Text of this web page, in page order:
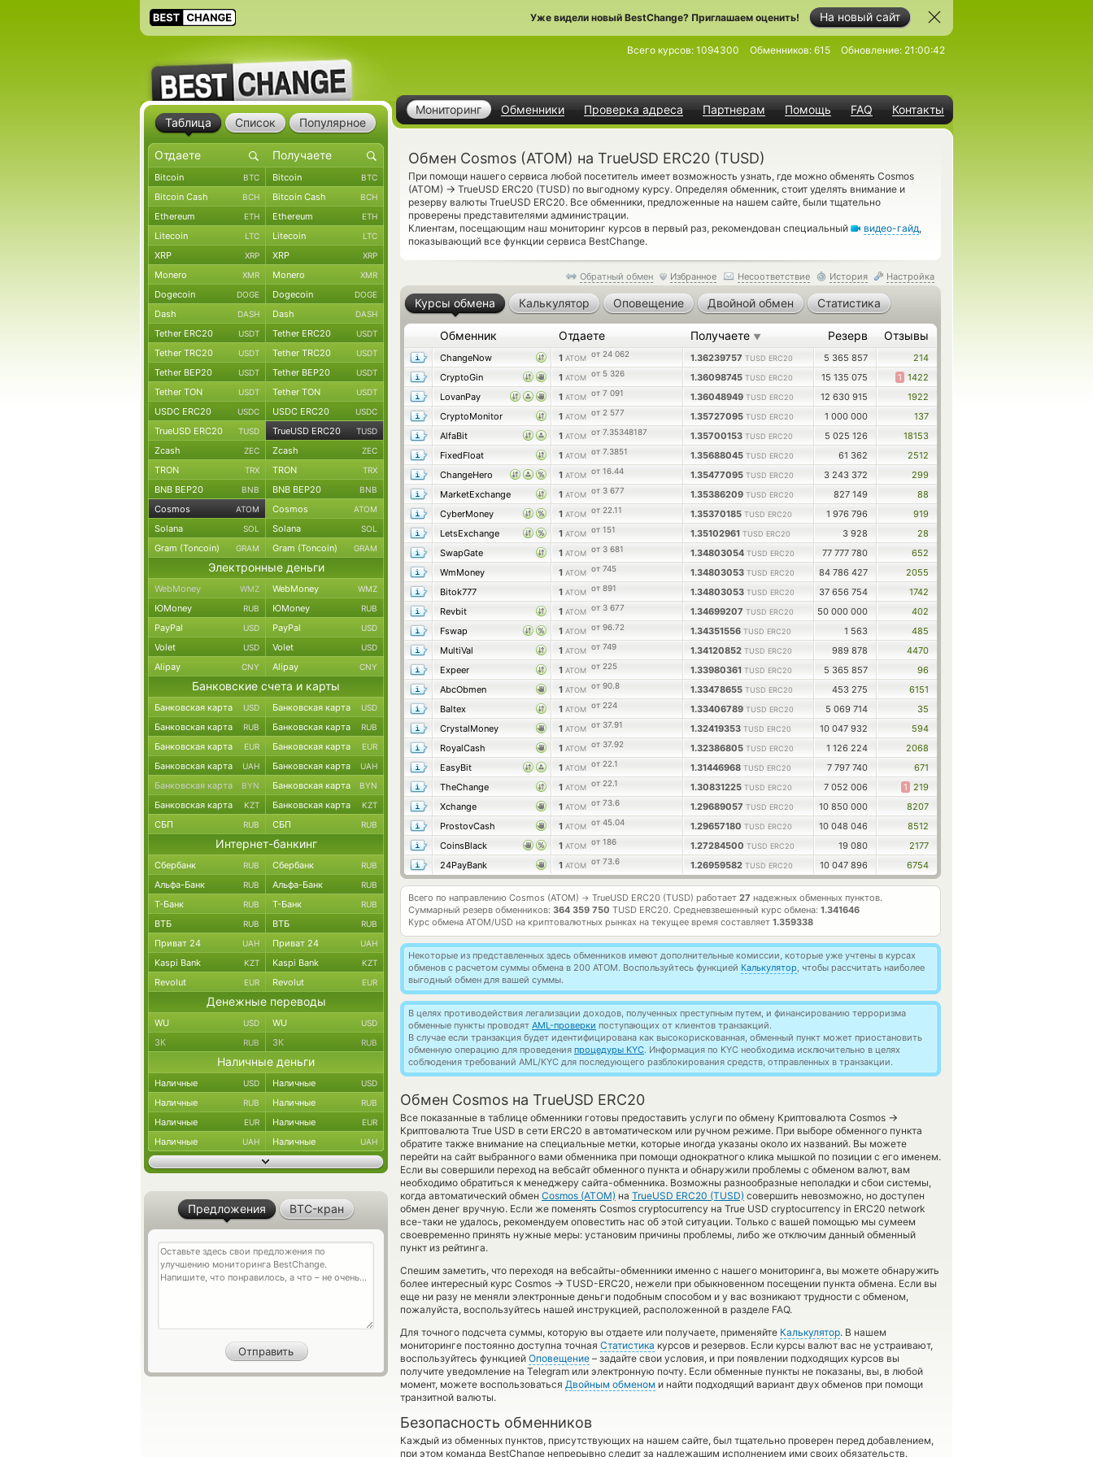
На новый сайт
Уже видели новый BestChange? Приглашаем оценить!
Мониторинг Обменники Проверка адреса Партнерам Помощь FAQ Контакты
Всего курсов: 1094300 Обменников: 615 Обновление: 21:00:42
Обмен Cosmos (ATOM) на TrueUSD ERC20 (TUSD)
При помощи нашего сервиса любой посетитель имеет возможность узнать, где можно обменять Cosmos
(ATOM) → TrueUSD ERC20 (TUSD) по выгодному курсу. Определяя обменник, стоит уделять внимание и
резерву валюты TrueUSD ERC20. Все обменники, предложенные на нашем сайте, были тщательно
проверены представителями администрации.
Клиентам, посещающим наш мониторинг курсов в первый раз, рекомендован специальный
видео-гайд,
показывающий все функции сервиса BestChange.
Обратный обмен Избранное Несоответствие История Настройка
Курсы обмена Калькулятор Оповещение Двойной обмен Статистика
Обменник Отдаете Получаете ▼ Резерв Отзывы
ChangeNow 1 ATOM от 24 062 1.36239757 TUSD ERC20 5 365 857
214
CryptoGin
1 ATOM от 5 326 1.36098745 TUSD ERC20 15 135 075 1 1422
LovanPay
1 ATOM от 7 091 1.36048949 TUSD ERC20 12 630 915
1922
CryptoMonitor
1 ATOM от 2 577 1.35727095 TUSD ERC20 1 000 000
137
AlfaBit
1 ATOM от 7.35348187 1.35700153 TUSD ERC20 5 025 126
18153
FixedFloat
1 ATOM от 7.3851 1.35688045 TUSD ERC20 61 362
2512
ChangeHero
1 ATOM от 16.44 1.35477095 TUSD ERC20 3 243 372
299
MarketExchange
1 ATOM от 3 677 1.35386209 TUSD ERC20 827 149
88
CyberMoney
1 ATOM от 22.11 1.35370185 TUSD ERC20 1 976 796
919
LetsExchange
1 ATOM от 151 1.35102961 TUSD ERC20 3 928
28
SwapGate
1 ATOM от 3 681 1.34803054 TUSD ERC20 77 777 780
652
WmMoney
1 ATOM от 745 1.34803053 TUSD ERC20 84 786 427
2055
Bitok777
1 ATOM от 891 1.34803053 TUSD ERC20 37 656 754
1742
Revbit
1 ATOM от 3 677 1.34699207 TUSD ERC20 50 000 000
402
Fswap
1 ATOM от 96.72 1.34351556 TUSD ERC20 1 563
485
MultiVal
1 ATOM от 749 1.34120852 TUSD ERC20 989 878
4470
Expeer
1 ATOM от 225 1.33980361 TUSD ERC20 5 365 857
96
AbcObmen
1 ATOM от 90.8 1.33478655 TUSD ERC20 453 275
6151
Baltex
1 ATOM от 224 1.33406789 TUSD ERC20 5 069 714
35
CrystalMoney
1 ATOM от 37.91 1.32419353 TUSD ERC20 10 047 932
594
RoyalCash
1 ATOM от 37.92 1.32386805 TUSD ERC20 1 126 224
2068
EasyBit
1 ATOM от 22.1 1.31446968 TUSD ERC20 7 797 740
671
TheChange
1 ATOM от 22.1 1.30831225 TUSD ERC20 7 052 006 1 219
Xchange
1 ATOM от 73.6 1.29689057 TUSD ERC20 10 850 000
8207
ProstovCash
1 ATOM от 45.04 1.29657180 TUSD ERC20 10 048 046
8512
CoinsBlack
1 ATOM от 186 1.27284500 TUSD ERC20 19 080
2177
24PayBank
1 ATOM от 73.6 1.26959582 TUSD ERC20 10 047 896 6754
Всего по направлению Cosmos (ATOM) → TrueUSD ERC20 (TUSD) работает 27 надежных обменных пунктов.
Суммарный резерв обменников: 364 359 750 TUSD ERC20. Средневзвешенный курс обмена: 1.341646
Курс обмена ATOM/USD на криптовалютных рынках на текущее время составляет 1.359338
Некоторые из представленных здесь обменников имеют дополнительные комиссии, которые уже учтены в курсах
обменов с расчетом суммы обмена в 200 ATOM. Воспользуйтесь функцией Калькулятор, чтобы рассчитать наиболее
выгодный обмен для вашей суммы.
В целях противодействия легализации доходов, полученных преступным путем, и финансированию терроризма
обменные пункты проводят AML-проверки поступающих от клиентов транзакций.
В случае если транзакция будет идентифицирована как высокорискованная, обменный пункт может приостановить
обменную операцию для проведения процедуры KYC. Информация по KYC необходима исключительно в целях
соблюдения требований AML/KYC для последующего разблокирования средств, отправленных в транзакции.
Обмен Cosmos на TrueUSD ERC20
Все показанные в таблице обменники готовы предоставить услуги по обмену Криптовалюта Cosmos →
Криптовалюта True USD в сети ERC20 в автоматическом или ручном режиме. При выборе обменного пункта
обратите также внимание на специальные метки, которые иногда указаны около их названий. Вы можете
перейти на сайт выбранного вами обменника при помощи однократного клика мышкой по позиции с его именем.
Если вы совершили переход на вебсайт обменного пункта и обнаружили проблемы с обменом валют, вам
необходимо обратиться к менеджеру сайта-обменника. Возможны разнообразные неполадки и сбои системы,
когда автоматический обмен Cosmos (ATOM) на TrueUSD ERC20 (TUSD) совершить невозможно, но доступен
обмен денег вручную. Если же поменять Cosmos cryptocurrency на True USD cryptocurrency in ERC20 network
все-таки не удалось, рекомендуем оповестить нас об этой ситуации. Только с вашей помощью мы сумеем
своевременно принять нужные меры: установим причины проблемы, либо же отключим данный обменный
пункт из рейтинга.
Спешим заметить, что переходя на вебсайты-обменники именно с нашего мониторинга, вы можете обнаружить
более интересный курс Cosmos → TUSD-ERC20, нежели при обыкновенном посещении пункта обмена. Если вы
еще ни разу не меняли электронные деньги подобным способом и у вас возникают трудности с обменом,
пожалуйста, воспользуйтесь нашей инструкцией, расположенной в разделе FAQ.
Для точного подсчета суммы, которую вы отдаете или получаете, применяйте Калькулятор. В нашем
мониторинге постоянно доступна точная Статистика курсов и резервов. Если курсы валют вас не устраивают,
воспользуйтесь функцией Оповещение – задайте свои условия, и при появлении подходящих курсов вы
получите уведомление на Telegram или электронную почту. Если обменные пункты не показаны, вы, в любой
момент, можете воспользоваться Двойным обменом и найти подходящий вариант двух обменов при помощи
транзитной валюты.
Безопасность обменников
Каждый из обменных пунктов, присутствующих на нашем сайте, был тщательно проверен перед добавлением,
при этом команда BestChange непрерывно следит за надлежащим исполнением ими своих обязательств.
Таблица Список Популярное
Bitcoin BTC Bitcoin BTC
Bitcoin Cash BCH Bitcoin Cash BCH
Ethereum ETH Ethereum ETH
Litecoin LTC Litecoin LTC
XRP XRP XRP XRP
Monero XMR Monero XMR
Dogecoin DOGE Dogecoin DOGE
Dash DASH Dash DASH
Tether ERC20 USDT Tether ERC20 USDT
Tether TRC20 USDT Tether TRC20 USDT
Tether BEP20 USDT Tether BEP20 USDT
Tether TON USDT Tether TON USDT
USDC ERC20 USDC USDC ERC20 USDC
TrueUSD ERC20 TUSD TrueUSD ERC20 TUSD
Zcash ZEC Zcash ZEC
TRON TRX TRON TRX
BNB BEP20 BNB BNB BEP20 BNB
Cosmos ATOM Cosmos ATOM
Solana SOL Solana SOL
Gram (Toncoin) GRAM Gram (Toncoin) GRAM
Электронные деньги
WebMoney WMZ WebMoney WMZ
ЮMoney RUB ЮMoney RUB
PayPal USD PayPal USD
Volet USD Volet USD
Alipay CNY Alipay CNY
Банковские счета и карты
Банковская карта USD Банковская карта USD
Банковская карта RUB Банковская карта RUB
Банковская карта EUR Банковская карта EUR
Банковская карта UAH Банковская карта UAH
Банковская карта BYN Банковская карта BYN
Банковская карта KZT Банковская карта KZT
СБП RUB СБП RUB
Интернет-банкинг
Сбербанк RUB Сбербанк RUB
Альфа-Банк RUB Альфа-Банк RUB
Т-Банк RUB Т-Банк RUB
ВТБ RUB ВТБ RUB
Приват 24 UAH Приват 24 UAH
Kaspi Bank KZT Kaspi Bank KZT
Revolut EUR Revolut EUR
Денежные переводы
WU USD WU USD
ЗК RUB ЗК RUB
Наличные деньги
Наличные USD Наличные USD
Наличные RUB Наличные RUB
Наличные EUR Наличные EUR
Наличные UAH Наличные UAH
Предложения BTC-кран